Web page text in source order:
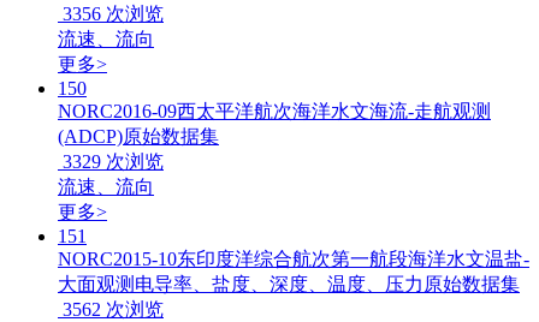
3356 次浏览
流速、流向
更多>
150
NORC2016-09西太平洋航次海洋水文海流-走航观测
(ADCP)原始数据集
3329 次浏览
流速、流向
更多>
151
NORC2015-10东印度洋综合航次第一航段海洋水文温盐-
大面观测电导率、盐度、深度、温度、压力原始数据集
3562 次浏览